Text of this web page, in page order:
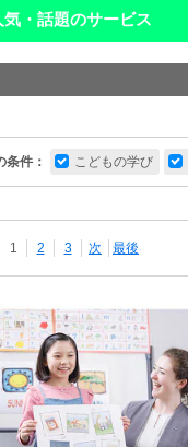
気・話題のサービス
条件： こどもの学び
1 2 3 次 最後